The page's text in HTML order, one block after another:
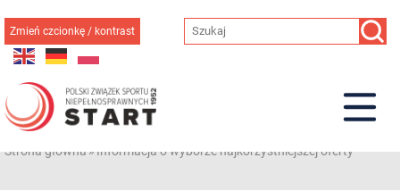
do
treści
Zmień czcionkę / kontrast
Strona główna»Informacja o wyborze najkorzystniejszej oferty